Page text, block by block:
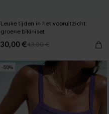
Leuke tijden in het vooruitzicht:
groene bikiniset
30,00 €43,00 €
-50%